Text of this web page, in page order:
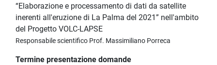
“Elaborazione e processamento di dati da satellite
inerenti all'eruzione di La Palma del 2021” nell'ambito
del Progetto VOLC-LAPSE
Responsabile scientifico Prof. Massimiliano Porreca
Termine presentazione domande